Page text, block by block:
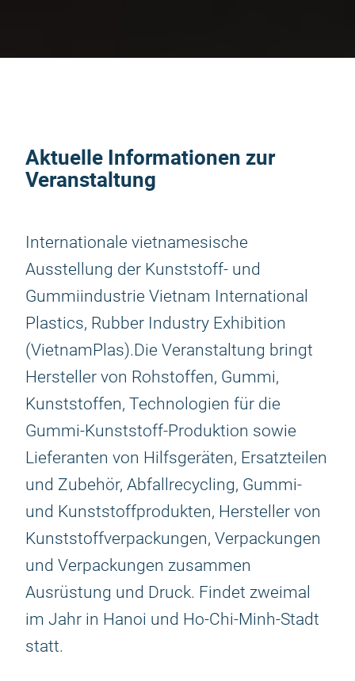
Aktuelle Informationen zur
Veranstaltung
Internationale vietnamesische
Ausstellung der Kunststoff- und
Gummiindustrie Vietnam International
Plastics, Rubber Industry Exhibition
(VietnamPlas).Die Veranstaltung bringt
Hersteller von Rohstoffen, Gummi,
Kunststoffen, Technologien für die
Gummi-Kunststoff-Produktion sowie
Lieferanten von Hilfsgeräten, Ersatzteilen
und Zubehör, Abfallrecycling, Gummi-
und Kunststoffprodukten, Hersteller von
Kunststoffverpackungen, Verpackungen
und Verpackungen zusammen
Ausrüstung und Druck. Findet zweimal
im Jahr in Hanoi und Ho-Chi-Minh-Stadt
statt.